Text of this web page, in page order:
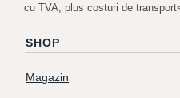
cu TVA, plus costuri de
SHOP
Magazin